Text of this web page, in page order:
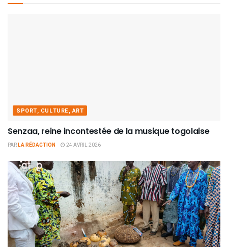
SPORT, CULTURE, ART
Senzaa, reine incontestée de la musique togolaise
PARLA RÉDACTION 24 AVRIL 2026